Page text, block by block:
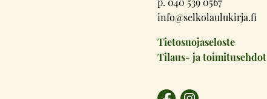
info@selkolaulukirja.fi
Tietosuojaseloste
Tilaus- ja toimitusehdot